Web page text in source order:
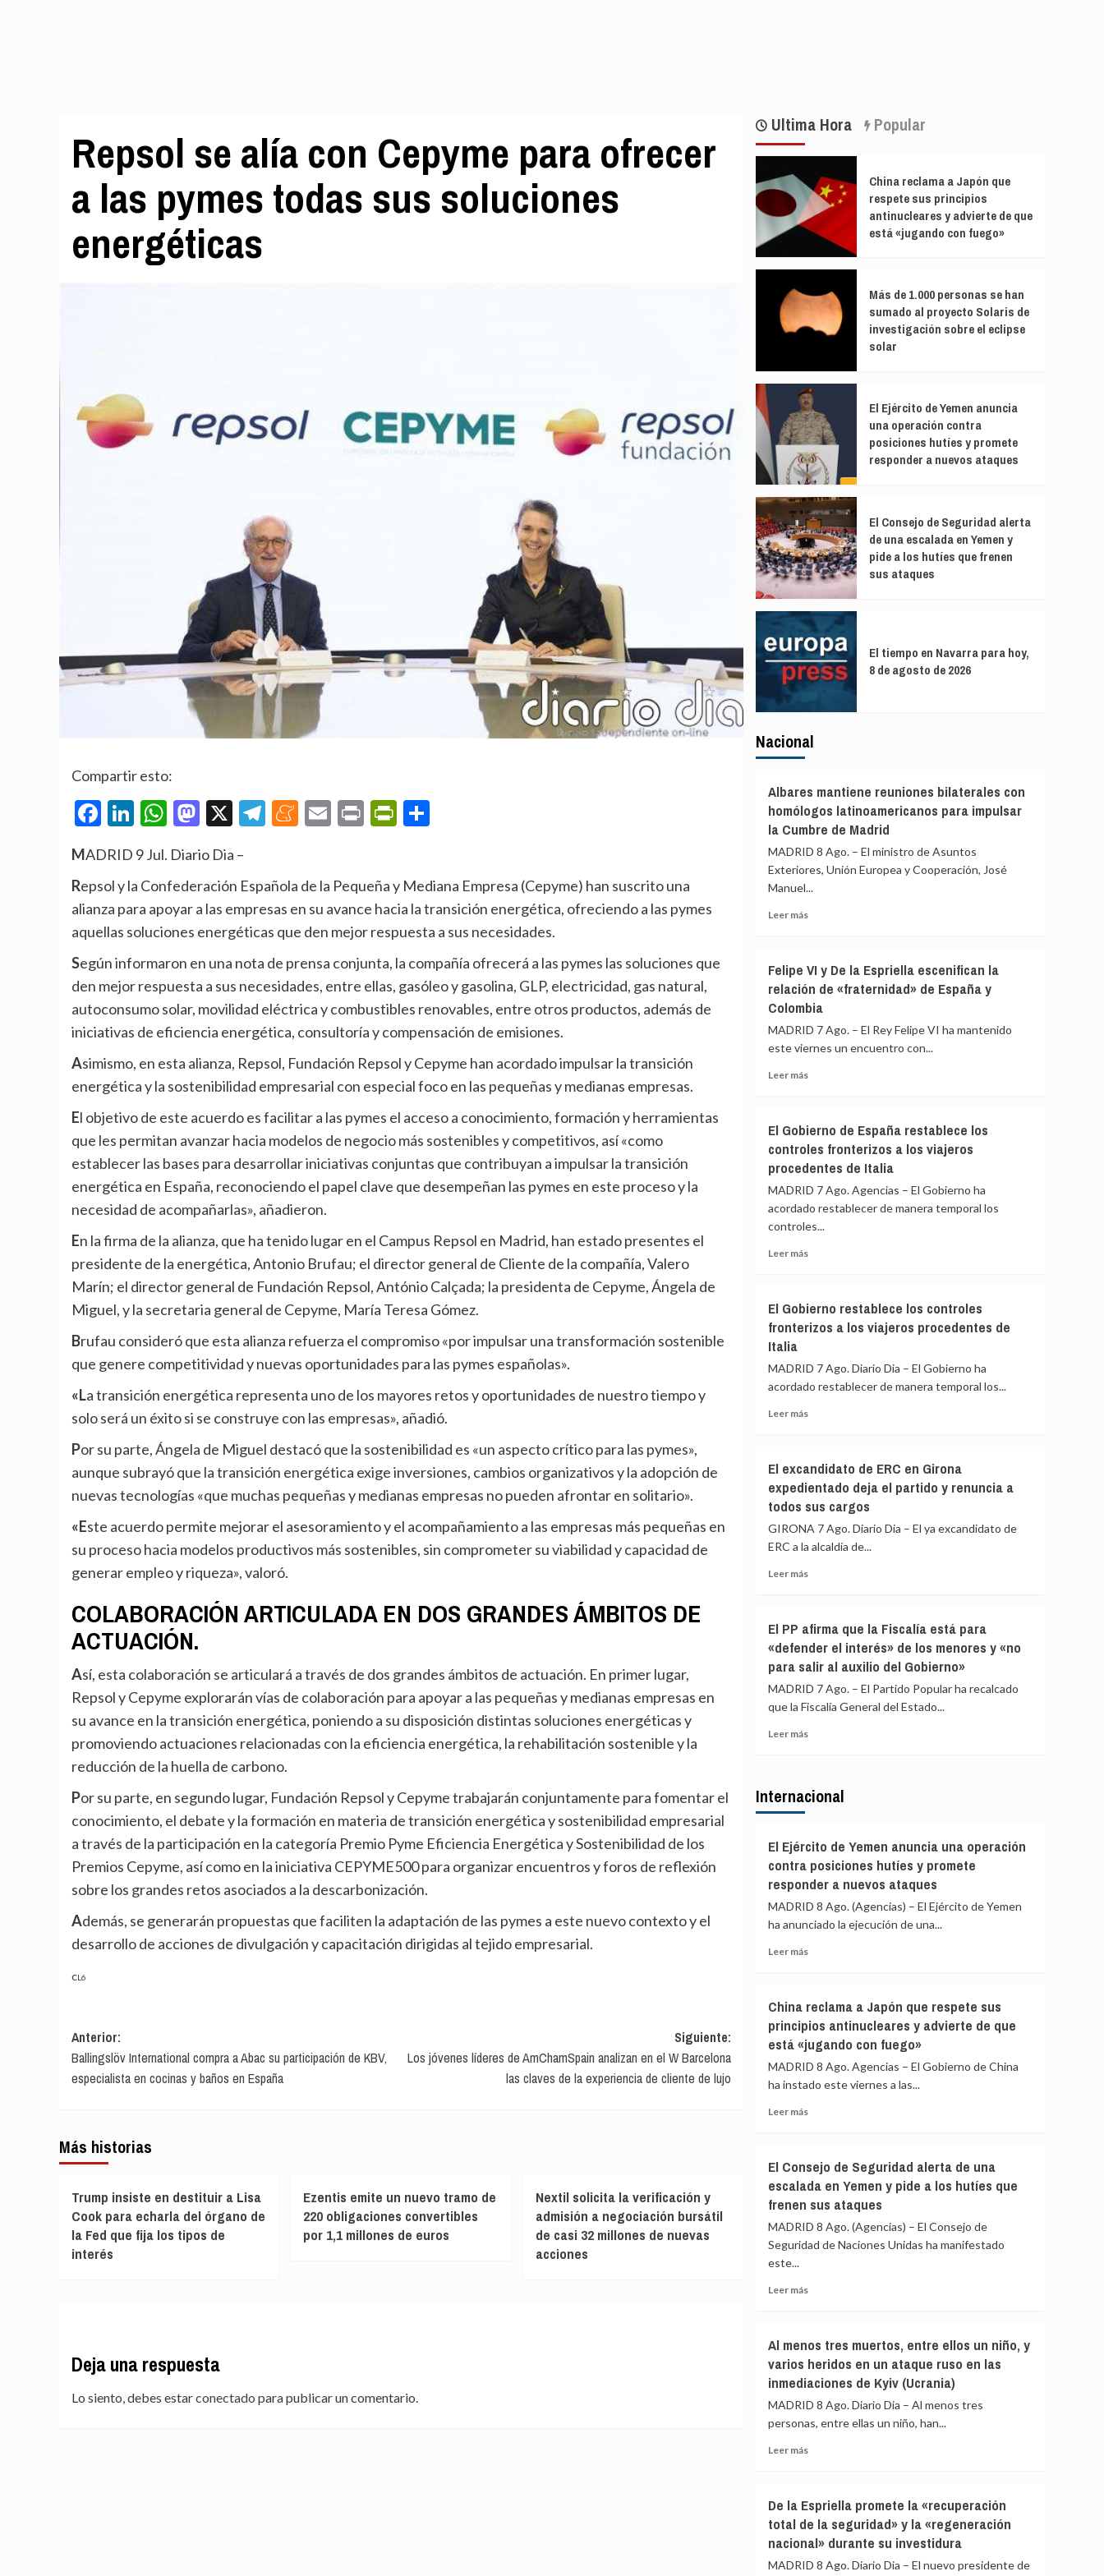
Repsol se alía con Cepyme para ofrecer
a las pymes todas sus soluciones
energéticas
Compartir esto:
Facebook
LinkedIn
WhatsApp
Mastodon
X Telegram
Meneame
EmailPrintPrintFriendly
MADRID 9 Jul. Diario Dia –
Repsol y la Confederación Española de la Pequeña y Mediana Empresa (Cepyme) han suscrito una
alianza para apoyar a las empresas en su avance hacia la transición energética, ofreciendo a las pymes
aquellas soluciones energéticas que den mejor respuesta a sus necesidades.
Según informaron en una nota de prensa conjunta, la compañía ofrecerá a las pymes las soluciones que
den mejor respuesta a sus necesidades, entre ellas, gasóleo y gasolina, GLP, electricidad, gas natural,
autoconsumo solar, movilidad eléctrica y combustibles renovables, entre otros productos, además de
iniciativas de eficiencia energética, consultoría y compensación de emisiones.
Asimismo, en esta alianza, Repsol, Fundación Repsol y Cepyme han acordado impulsar la transición
energética y la sostenibilidad empresarial con especial foco en las pequeñas y medianas empresas.
El objetivo de este acuerdo es facilitar a las pymes el acceso a conocimiento, formación y herramientas
que les permitan avanzar hacia modelos de negocio más sostenibles y competitivos, así «como
establecer las bases para desarrollar iniciativas conjuntas que contribuyan a impulsar la transición
energética en España, reconociendo el papel clave que desempeñan las pymes en este proceso y la
necesidad de acompañarlas», añadieron.
En la firma de la alianza, que ha tenido lugar en el Campus Repsol en Madrid, han estado presentes el
presidente de la energética, Antonio Brufau; el director general de Cliente de la compañía, Valero
Marín; el director general de Fundación Repsol, António Calçada; la presidenta de Cepyme, Ángela de
Miguel, y la secretaria general de Cepyme, María Teresa Gómez.
Brufau consideró que esta alianza refuerza el compromiso «por impulsar una transformación sostenible
que genere competitividad y nuevas oportunidades para las pymes españolas».
«La transición energética representa uno de los mayores retos y oportunidades de nuestro tiempo y
solo será un éxito si se construye con las empresas», añadió.
Por su parte, Ángela de Miguel destacó que la sostenibilidad es «un aspecto crítico para las pymes»,
aunque subrayó que la transición energética exige inversiones, cambios organizativos y la adopción de
nuevas tecnologías «que muchas pequeñas y medianas empresas no pueden afrontar en solitario».
«Este acuerdo permite mejorar el asesoramiento y el acompañamiento a las empresas más pequeñas en
su proceso hacia modelos productivos más sostenibles, sin comprometer su viabilidad y capacidad de
generar empleo y riqueza», valoró.
COLABORACIÓN ARTICULADA EN DOS GRANDES ÁMBITOS DE
ACTUACIÓN.
Así, esta colaboración se articulará a través de dos grandes ámbitos de actuación. En primer lugar,
Repsol y Cepyme explorarán vías de colaboración para apoyar a las pequeñas y medianas empresas en
su avance en la transición energética, poniendo a su disposición distintas soluciones energéticas y
promoviendo actuaciones relacionadas con la eficiencia energética, la rehabilitación sostenible y la
reducción de la huella de carbono.
Por su parte, en segundo lugar, Fundación Repsol y Cepyme trabajarán conjuntamente para fomentar el
conocimiento, el debate y la formación en materia de transición energética y sostenibilidad empresarial
a través de la participación en la categoría Premio Pyme Eficiencia Energética y Sostenibilidad de los
Premios Cepyme, así como en la iniciativa CEPYME500 para organizar encuentros y foros de reflexión
sobre los grandes retos asociados a la descarbonización.
Además, se generarán propuestas que faciliten la adaptación de las pymes a este nuevo contexto y el
desarrollo de acciones de divulgación y capacitación dirigidas al tejido empresarial.
CL6
Navegación
de
entradas
Anterior:
Ballingslöv International compra a Abac su participación de KBV,
especialista en cocinas y baños en España
Siguiente:
Los jóvenes líderes de AmChamSpain analizan en el W Barcelona
las claves de la experiencia de cliente de lujo
Más historias
Trump insiste en destituir a Lisa
Cook para echarla del órgano de
la Fed que fija los tipos de
interés
Ezentis emite un nuevo tramo de
220 obligaciones convertibles
por 1,1 millones de euros
Nextil solicita la verificación y
admisión a negociación bursátil
de casi 32 millones de nuevas
acciones
Deja una respuesta
Lo siento, debes estarconectado para publicar un comentario.
Ultima Hora Popular
China reclama a Japón que
respete sus principios
antinucleares y advierte de que
está «jugando con fuego»
Más de 1.000 personas se han
sumado al proyecto Solaris de
investigación sobre el eclipse
solar
El Ejército de Yemen anuncia
una operación contra
posiciones hutíes y promete
responder a nuevos ataques
El Consejo de Seguridad alerta
de una escalada en Yemen y
pide a los hutíes que frenen
sus ataques
El tiempo en Navarra para hoy,
8 de agosto de 2026
Nacional
Albares mantiene reuniones bilaterales con
homólogos latinoamericanos para impulsar
la Cumbre de Madrid
MADRID 8 Ago. – El ministro de Asuntos
Exteriores, Unión Europea y Cooperación, José
Manuel...
Leer másLeer
mantiene
reuniones
bilaterales
homólogos
latinoamericanos
de
Madrid
Felipe VI y De la Espriella escenifican la
relación de «fraternidad» de España y
Colombia
MADRID 7 Ago. – El Rey Felipe VI ha mantenido
este viernes un encuentro con...
Leer másLeer
VI
y
De
Espriella
escenifican
la
de
España
y
El Gobierno de España restablece los
controles fronterizos a los viajeros
procedentes de Italia
MADRID 7 Ago. Agencias – El Gobierno ha
acordado restablecer de manera temporal los
controles...
Leer másLeer
Gobierno
de
los
controles
procedentes
de
El Gobierno restablece los controles
fronterizos a los viajeros procedentes de
Italia
MADRID 7 Ago. Diario Dia – El Gobierno ha
acordado restablecer de manera temporal los...
Leer másLeer
Gobierno
restablece
los
fronterizos
a
Italia
El excandidato de ERC en Girona
expedientado deja el partido y renuncia a
todos sus cargos
GIRONA 7 Ago. Diario Dia – El ya excandidato de
ERC a la alcaldía de...
Leer másLeer
excandidato
de
ERC
Girona
expedientado
renuncia
a
cargos
El PP afirma que la Fiscalía está para
«defender el interés» de los menores y «no
para salir al auxilio del Gobierno»
MADRID 7 Ago. – El Partido Popular ha recalcado
que la Fiscalía General del Estado...
Leer másLeer
PP
la
está
para
«defender
el
de
«no
para
salir
auxilio
del
Internacional
El Ejército de Yemen anuncia una operación
contra posiciones hutíes y promete
responder a nuevos ataques
MADRID 8 Ago. (Agencias) – El Ejército de Yemen
ha anunciado la ejecución de una...
Leer másLeer
Ejército
de
Yemen
una
operación
promete
responder
ataques
China reclama a Japón que respete sus
principios antinucleares y advierte de que
está «jugando con fuego»
MADRID 8 Ago. Agencias – El Gobierno de China
ha instado este viernes a las...
Leer másLeer
reclama
a
Japón
respete
sus
y
que
está
con
fuego»
El Consejo de Seguridad alerta de una
escalada en Yemen y pide a los hutíes que
frenen sus ataques
MADRID 8 Ago. (Agencias) – El Consejo de
Seguridad de Naciones Unidas ha manifestado
este...
Leer másLeer
Consejo
de
Seguridad
de
una
pide
a
los
que
Al menos tres muertos, entre ellos un niño, y
varios heridos en un ataque ruso en las
inmediaciones de Kyiv (Ucrania)
MADRID 8 Ago. Diario Dia – Al menos tres
personas, entre ellas un niño, han...
Leer másLeer
menos
tres
muertos,
ellos
De la Espriella promete la «recuperación
total de la seguridad» y la «regeneración
nacional» durante su investidura
MADRID 8 Ago. Diario Dia – El nuevo presidente de